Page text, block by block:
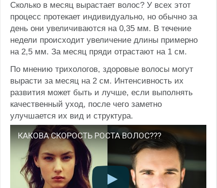
Сколько в месяц вырастает волос? У всех этот
процесс протекает индивидуально, но обычно за
день они увеличиваются на 0,35 мм. В течение
недели происходит увеличение длины примерно
на 2,5 мм. За месяц пряди отрастают на 1 см.
По мнению трихологов, здоровые волосы могут
вырасти за месяц на 2 см. Интенсивность их
развития может быть и лучше, если выполнять
качественный уход, после чего заметно
улучшается их вид и структура.
КАКОВА СКОРОСТЬ РОСТА ВОЛОС???